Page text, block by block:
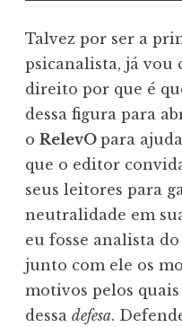
Talvez por ser a
psicanalista, já vou
direito por que é
dessa figura para
o RelevO para
que o editor
seus leitores para
neutralidade em
eu fosse analista
junto com ele os
motivos pelos
dessa defesa.